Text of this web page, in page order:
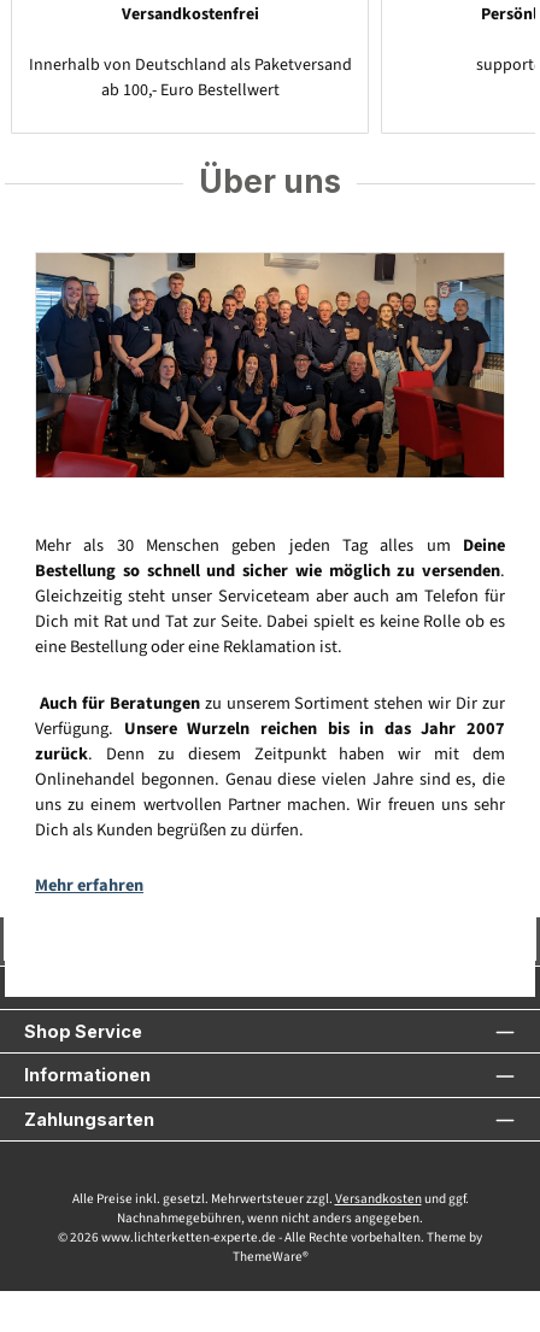
Versandkostenfrei
Innerhalb von Deutschland als Paketversand
ab 100,- Euro Bestellwert
Über uns
Mehr als 30 Menschen geben jeden Tag alles um Deine
Bestellung so schnell und sicher wie möglich zu versenden.
Gleichzeitig steht unser Serviceteam aber auch am Telefon für
Dich mit Rat und Tat zur Seite. Dabei spielt es keine Rolle ob es
eine Bestellung oder eine Reklamation ist.
Auch für Beratungenzu unserem Sortiment stehen wir Dir zur
Verfügung. Unsere Wurzeln reichen bis in das Jahr 2007
zurück. Denn zu diesem Zeitpunkt haben wir mit dem
Onlinehandel begonnen. Genau diese vielen Jahre sind es, die
uns zu einem wertvollen Partner machen. Wir freuen uns sehr
Dich als Kunden begrüßen zu dürfen.
Mehr erfahren
Shop Service
Informationen
Zahlungsarten
Alle Preise inkl. gesetzl. Mehrwertsteuer zzgl. Versandkostenund ggf.
Nachnahmegebühren, wenn nicht anders angegeben.
© 2026 www.lichterketten-experte.de - Alle Rechte vorbehalten. Theme by
ThemeWare®